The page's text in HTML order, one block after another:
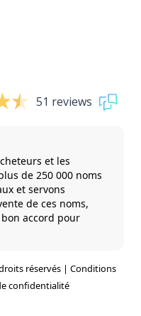
51 reviews
et les
de 250 000 noms
et servons
de ces noms,
accord pour
réservés | Conditions
confidentialité